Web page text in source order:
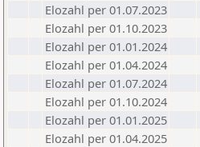
Elozahl per 01.07.2023
Elozahl per 01.10.2023
Elozahl per 01.01.2024
Elozahl per 01.04.2024
Elozahl per 01.07.2024
Elozahl per 01.10.2024
Elozahl per 01.01.2025
Elozahl per 01.04.2025